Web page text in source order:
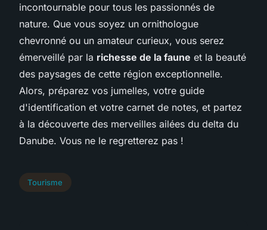
incontournable pour tous les passionnés de
nature. Que vous soyez un ornithologue
chevronné ou un amateur curieux, vous serez
émerveillé par la richesse de la faune et la beauté
des paysages de cette région exceptionnelle.
Alors, préparez vos jumelles, votre guide
d'identification et votre carnet de notes, et partez
à la découverte des merveilles ailées du delta du
Danube. Vous ne le regretterez pas !
Tourisme